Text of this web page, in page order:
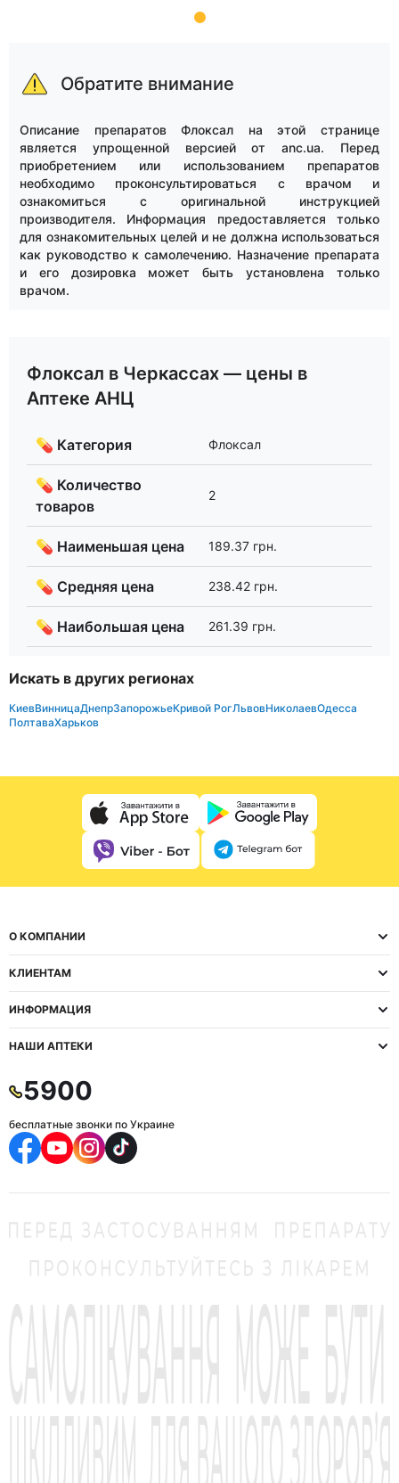
9
Обратите внимание
Описание препаратов Флоксал на этой странице
является упрощенной версией от anc.ua. Перед
приобретением или использованием препаратов
необходимо проконсультироваться с врачом и
ознакомиться с оригинальной инструкцией
производителя. Информация предоставляется только
для ознакомительных целей и не должна использоваться
как руководство к самолечению. Назначение препарата
и его дозировка может быть установлена только
врачом.
Флоксал в Черкассах — цены в
Аптеке АНЦ
💊 Категория Флоксал
💊 Количество
товаров
2
💊 Наименьшая цена 189.37 грн.
💊 Средняя цена 238.42 грн.
💊 Наибольшая цена 261.39 грн.
Искать в других регионах
КиевВинницаДнепрЗапорожьеКривой РогЛьвовНиколаевОдесса
ПолтаваХарьков
О КОМПАНИИ
КЛИЕНТАМ
ИНФОРМАЦИЯ
НАШИ АПТЕКИ
5900
бесплатные звонки по Украине